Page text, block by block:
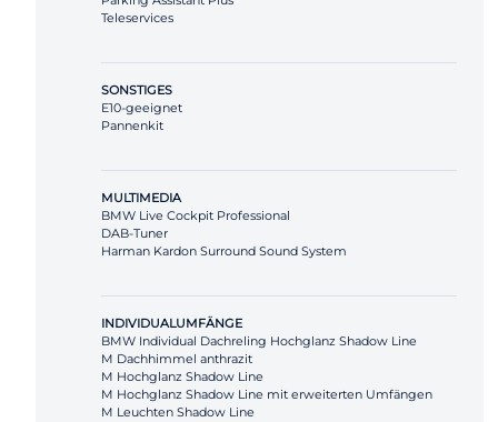
Teleservices
SONSTIGES
E10-geeignet
Pannenkit
MULTIMEDIA
BMW Live Cockpit Professional
DAB-Tuner
Harman Kardon Surround Sound System
INDIVIDUALUMFÄNGE
BMW Individual Dachreling Hochglanz Shadow Line
M Dachhimmel anthrazit
M Hochglanz Shadow Line
M Hochglanz Shadow Line mit erweiterten Umfängen
M Leuchten Shadow Line